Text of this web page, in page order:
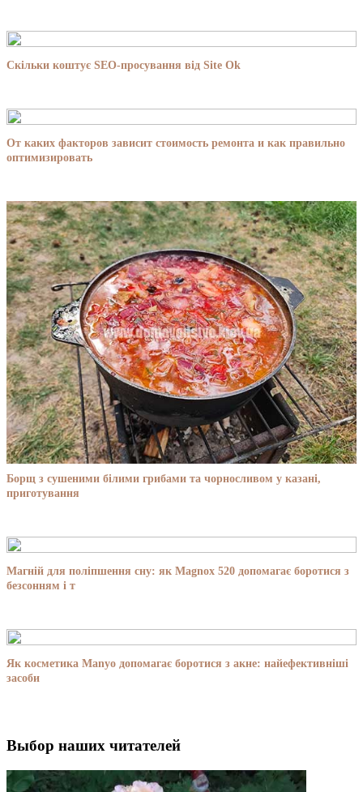
Скільки коштує SEO-просування від Site Ok
От каких факторов зависит стоимость ремонта и как правильно
оптимизировать
Борщ з сушеними білими грибами та чорносливом у казані,
приготування
Магній для поліпшення сну: як Magnox 520 допомагає боротися з
безсонням і т
Як косметика Manyo допомагає боротися з акне: найефективніші
засоби
Выбор наших читателей